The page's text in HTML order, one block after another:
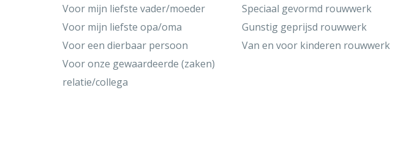
Voor mijn liefste vader/moeder
Voor mijn liefste opa/oma
Voor een dierbaar persoon
Voor onze gewaardeerde (zaken)
relatie/collega
Speciaal gevormd rouwwerk
Gunstig geprijsd rouwwerk
Van en voor kinderen rouwwerk